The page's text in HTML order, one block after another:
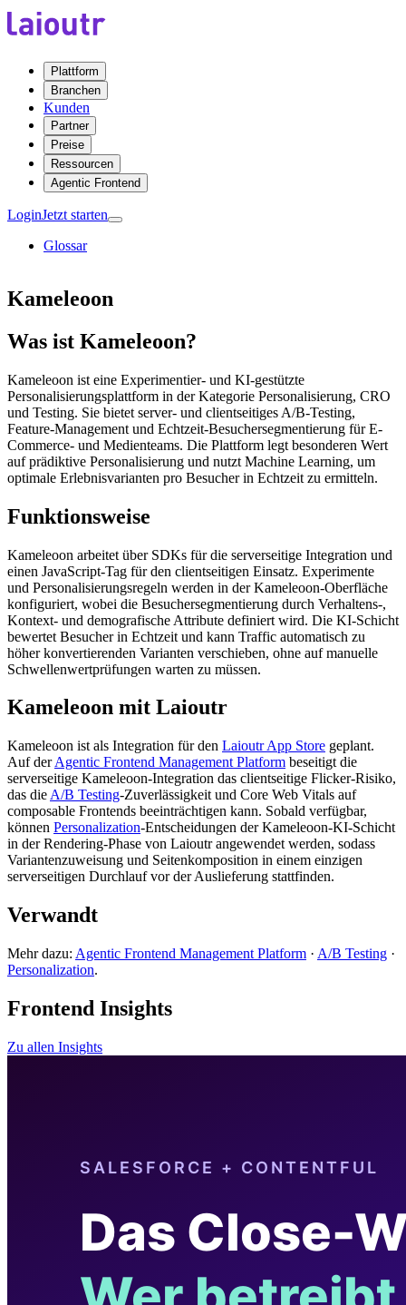
Plattform
Branchen
Kunden
Partner
Preise
Ressourcen
Agentic Frontend
LoginJetzt starten
Glossar
Kameleoon
Was ist Kameleoon?
Kameleoon ist eine Experimentier- und KI-gestützte
Personalisierungsplattform in der Kategorie Personalisierung, CRO
und Testing. Sie bietet server- und clientseitiges A/B-Testing,
Feature-Management und Echtzeit-Besuchersegmentierung für E-
Commerce- und Medienteams. Die Plattform legt besonderen Wert
auf prädiktive Personalisierung und nutzt Machine Learning, um
optimale Erlebnisvarianten pro Besucher in Echtzeit zu ermitteln.
Funktionsweise
Kameleoon arbeitet über SDKs für die serverseitige Integration und
einen JavaScript-Tag für den clientseitigen Einsatz. Experimente
und Personalisierungsregeln werden in der Kameleoon-Oberfläche
konfiguriert, wobei die Besuchersegmentierung durch Verhaltens-,
Kontext- und demografische Attribute definiert wird. Die KI-Schicht
bewertet Besucher in Echtzeit und kann Traffic automatisch zu
höher konvertierenden Varianten verschieben, ohne auf manuelle
Schwellenwertprüfungen warten zu müssen.
Kameleoon mit Laioutr
Kameleoon ist als Integration für den Laioutr App Store geplant.
Auf derAgentic Frontend Management Platform beseitigt die
serverseitige Kameleoon-Integration das clientseitige Flicker-Risiko,
das die A/B Testing-Zuverlässigkeit und Core Web Vitals auf
composable Frontends beeinträchtigen kann. Sobald verfügbar,
können Personalization-Entscheidungen der Kameleoon-KI-Schicht
in der Rendering-Phase von Laioutr angewendet werden, sodass
Variantenzuweisung und Seitenkomposition in einem einzigen
serverseitigen Durchlauf vor der Auslieferung stattfinden.
Verwandt
Mehr dazu: Agentic Frontend Management Platform · A/B Testing ·
Personalization.
Frontend Insights
Zu allen Insights